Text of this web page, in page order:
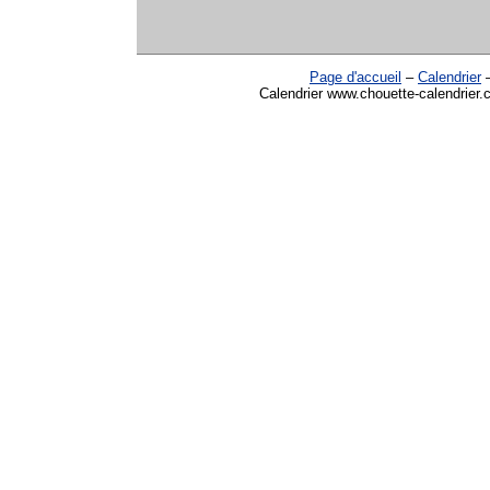
Page d'accueil – Calendrier
Calendrier www.chouette-